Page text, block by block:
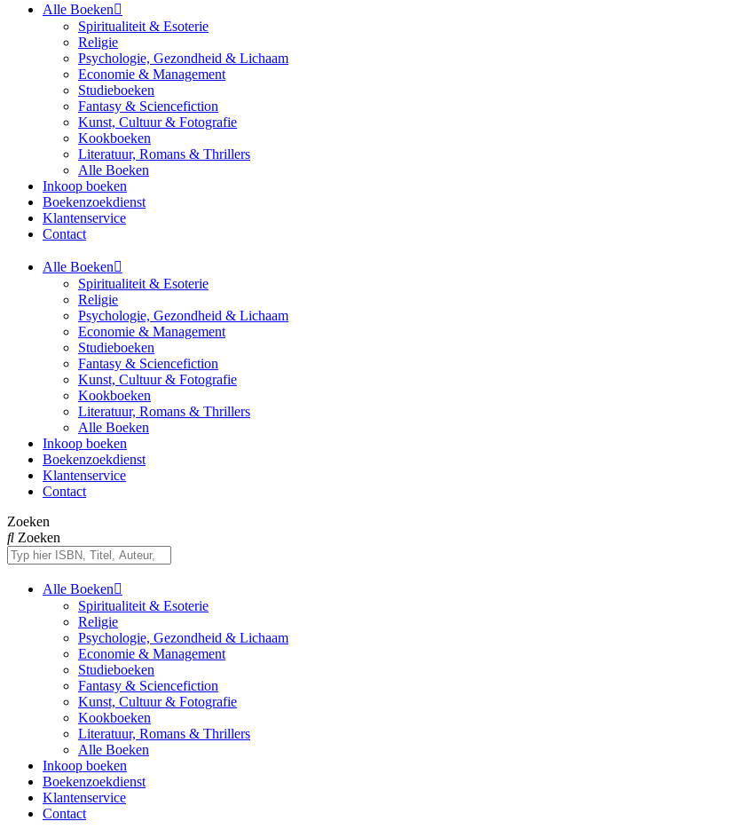
Alle Boeken
Spiritualiteit & Esoterie
Religie
Psychologie, Gezondheid & Lichaam
Economie & Management
Studieboeken
Fantasy & Sciencefiction
Kunst, Cultuur & Fotografie
Kookboeken
Literatuur, Romans & Thrillers
Alle Boeken
Inkoop boeken
Boekenzoekdienst
Klantenservice
Contact
Alle Boeken
Spiritualiteit & Esoterie
Religie
Psychologie, Gezondheid & Lichaam
Economie & Management
Studieboeken
Fantasy & Sciencefiction
Kunst, Cultuur & Fotografie
Kookboeken
Literatuur, Romans & Thrillers
Alle Boeken
Inkoop boeken
Boekenzoekdienst
Klantenservice
Contact
Zoeken
Zoeken
Alle Boeken
Spiritualiteit & Esoterie
Religie
Psychologie, Gezondheid & Lichaam
Economie & Management
Studieboeken
Fantasy & Sciencefiction
Kunst, Cultuur & Fotografie
Kookboeken
Literatuur, Romans & Thrillers
Alle Boeken
Inkoop boeken
Boekenzoekdienst
Klantenservice
Contact